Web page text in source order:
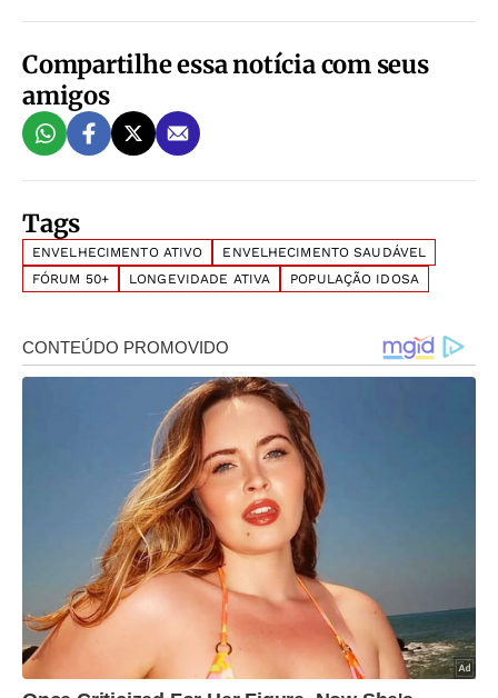
Compartilhe essa notícia com seus
amigos
Tags
ENVELHECIMENTO ATIVO
ENVELHECIMENTO SAUDÁVEL
FÓRUM 50+
LONGEVIDADE ATIVA POPULAÇÃO IDOSA